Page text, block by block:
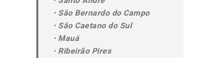
• São Bernardo do Campo
• São Caetano do Sul
• Mauá
• Ribeirão Pires